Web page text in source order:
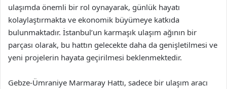
ulaşımda önemli bir rol oynayarak, günlük hayatı
kolaylaştırmakta ve ekonomik büyümeye katkıda
bulunmaktadır. İstanbul’un karmaşık ulaşım ağının bir
parçası olarak, bu hattın gelecekte daha da genişletilmesi ve
yeni projelerin hayata geçirilmesi beklenmektedir.
Gebze-Ümraniye Marmaray Hattı, sadece bir ulaşım aracı